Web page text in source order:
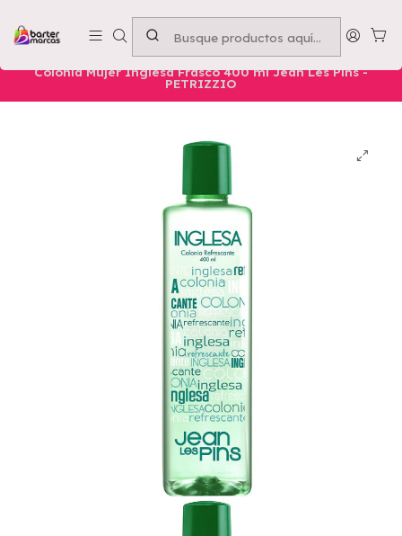
Emprende con nosotros -Compra mínima $50.000
Nuestros Productos Belleza Cuerpo
Colonia Mujer Inglesa Frasco 400 ml Jean Les Pins -
PETRIZZIO